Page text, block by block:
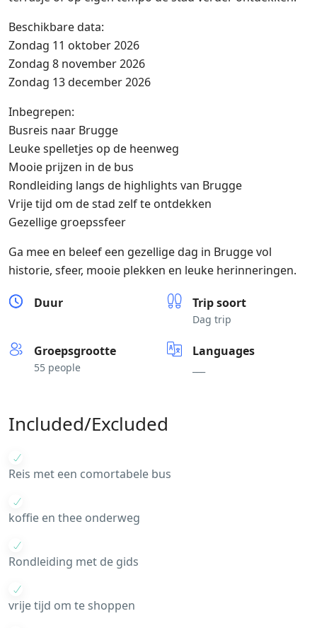
Beschikbare data:
Zondag 11 oktober 2026
Zondag 8 november 2026
Zondag 13 december 2026
Inbegrepen:
Busreis naar Brugge
Leuke spelletjes op de heenweg
Mooie prijzen in de bus
Rondleiding langs de highlights van Brugge
Vrije tijd om de stad zelf te ontdekken
Gezellige groepssfeer
Ga mee en beleef een gezellige dag in Brugge vol
historie, sfeer, mooie plekken en leuke herinneringen.
Duur Trip soort
Dag trip
Groepsgrootte
55 people
Languages
Included/Excluded
Reis met een comortabele bus
koffie en thee onderweg
Rondleiding met de gids
vrije tijd om te shoppen